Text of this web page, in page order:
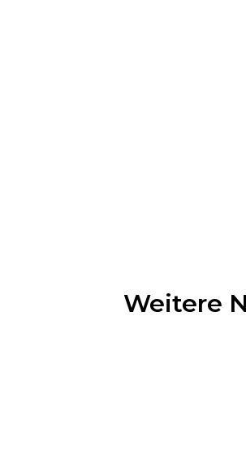
Weitere